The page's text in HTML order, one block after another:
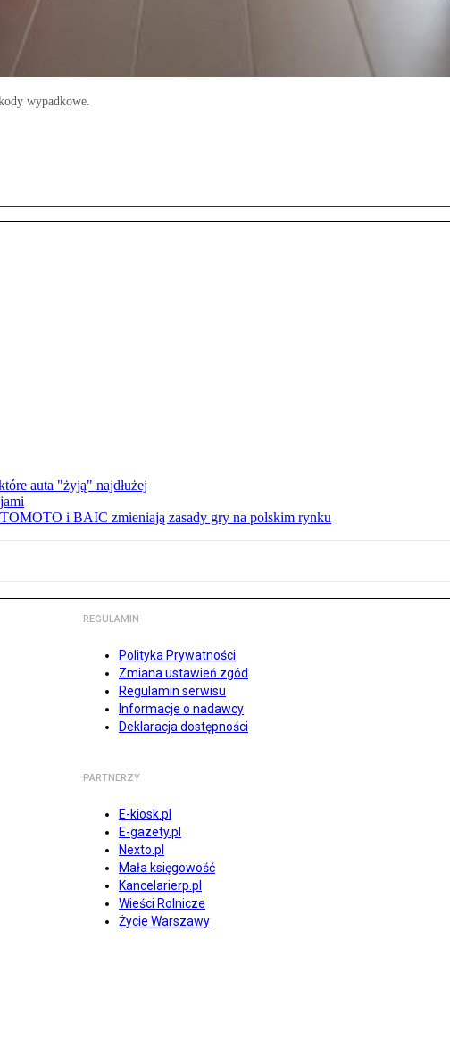
wypadkowe.
auta "żyją" najdłużej
i BAIC zmieniają zasady gry na polskim rynku
REGULAMIN
Polityka Prywatności
Zmiana ustawień zgód
Regulamin serwisu
Informacje o nadawcy
Deklaracja dostępności
PARTNERZY
E-kiosk.pl
E-gazety.pl
Nexto.pl
Mała księgowość
Kancelarierp.pl
Wieści Rolnicze
Życie Warszawy